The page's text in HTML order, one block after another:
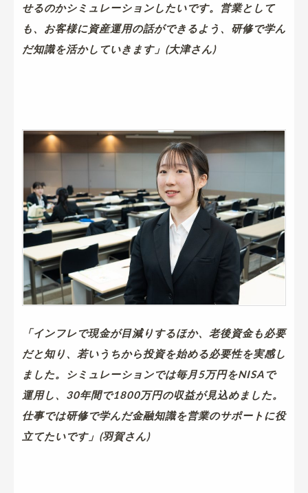
せるのかシミュレーションしたいです。営業として
も、お客様に資産運用の話ができるよう、研修で学ん
だ知識を活かしていきます」(大津さん)
「インフレで現金が目減りするほか、老後資金も必要
だと知り、若いうちから投資を始める必要性を実感し
ました。シミュレーションでは毎月5万円をNISAで
運用し、30年間で1800万円の収益が見込めました。
仕事では研修で学んだ金融知識を営業のサポートに役
立てたいです」(羽賀さん)